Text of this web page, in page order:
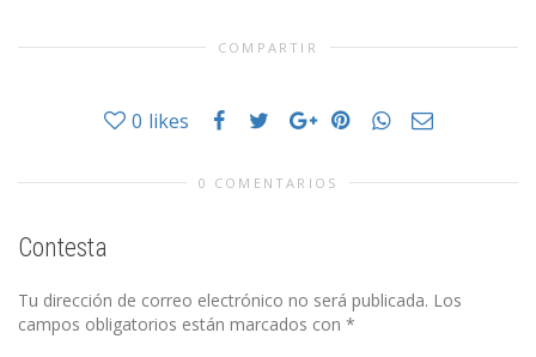
COMPARTIR
0 likes
0 COMENTARIOS
Contesta
Tu dirección de correo electrónico no será publicada. Los
campos obligatorios están marcados con *